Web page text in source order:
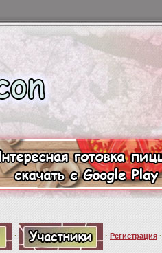
· · Регистрация ·